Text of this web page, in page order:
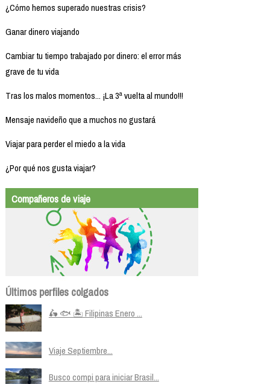
¿Cómo hemos superado nuestras crisis?
Ganar dinero viajando
Cambiar tu tiempo trabajado por dinero: el error más
grave de tu vida
Tras los malos momentos... ¡La 3ª vuelta al mundo!!!
Mensaje navideño que a muchos no gustará
Viajar para perder el miedo a la vida
¿Por qué nos gusta viajar?
Compañeros de viaje
Últimos perfiles colgados
🛵 🐟 🏝️ Filipinas Enero ...
Viaje Septiembre...
Busco compi para iniciar Brasil...